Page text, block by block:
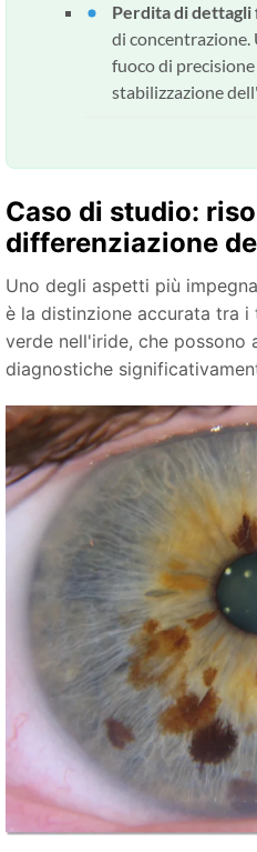
Perdita di dettagli
di concentrazione.
fuoco di
stabilizzazione
Caso di studio:
differenziazione
Uno degli aspetti più
è la distinzione accurata tra i
verde nell'iride, che possono
diagnostiche